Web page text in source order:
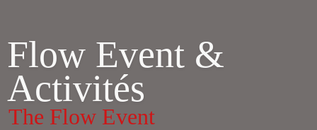
Flow Event &
Activités
The Flow Event